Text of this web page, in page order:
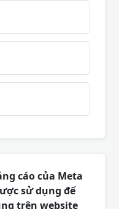
cáo của Meta
sử dụng để
trên website